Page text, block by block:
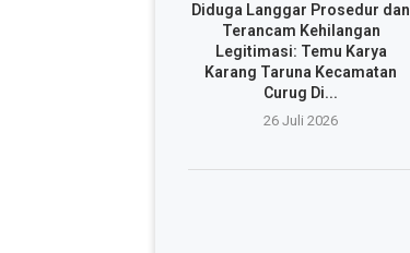
Diduga Langgar Prosedur dan
Terancam Kehilangan
Legitimasi: Temu Karya
Karang Taruna Kecamatan
Curug Di...
26 Juli 2026